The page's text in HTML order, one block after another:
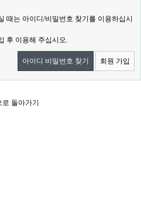
때는 아이디/비밀번호 찾기를 이용하십시
후 이용해 주십시오.
아이디 비밀번호 찾기 회원 가입
돌아가기